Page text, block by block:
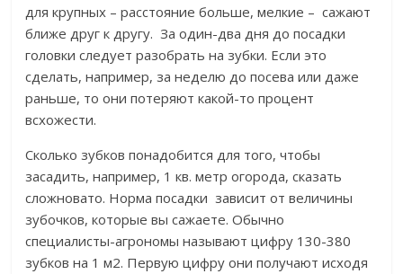
для крупных – расстояние больше, мелкие – сажают
ближе друг к другу. За один-два дня до посадки
головки следует разобрать на зубки. Если это
сделать, например, за неделю до посева или даже
раньше, то они потеряют какой-то процент
всхожести.
Сколько зубков понадобится для того, чтобы
засадить, например, 1 кв. метр огорода, сказать
сложновато. Норма посадки зависит от величины
зубочков, которые вы сажаете. Обычно
специалисты-агрономы называют цифру 130-380
зубков на 1 м2. Первую цифру они получают исходя